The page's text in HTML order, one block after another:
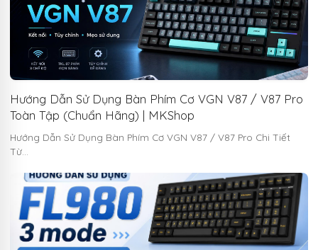
Hướng Dẫn Sử Dụng Bàn Phím Cơ VGN V87 / V87 Pro
Toàn Tập (Chuẩn Hãng) | MKShop
Hướng Dẫn Sử Dụng Bàn Phím Cơ VGN V87 / V87 Pro Chi Tiết
Từ…